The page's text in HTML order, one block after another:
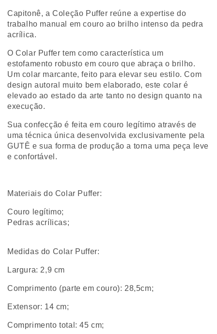
Capitonê, a Coleção Puffer reúne a expertise do
trabalho manual em couro ao brilho intenso da pedra
acrílica.
O Colar Puffer tem como característica um
estofamento robusto em couro que abraça o brilho.
Um colar marcante, feito para elevar seu estilo. Com
design autoral muito bem elaborado, este colar é
elevado ao estado da arte tanto no design quanto na
execução.
Sua confecção é feita em couro legítimo através de
uma técnica única desenvolvida exclusivamente pela
GUTÊ e sua forma de produção a torna uma peça leve
e confortável.
Materiais do Colar Puffer:
Couro legítimo;
Pedras acrílicas;
Medidas do Colar Puffer:
Largura: 2,9 cm
Comprimento (parte em couro): 28,5cm;
Extensor: 14 cm;
Comprimento total: 45 cm;